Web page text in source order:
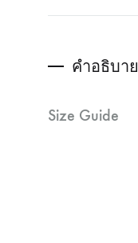
คำอธิบาย
Size Guide